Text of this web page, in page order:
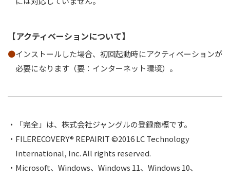
【アクティベーションについて】
インストールした場合、初回起動時にアクティベーションが
必要になります（要：インターネット環境）。
「完全」は、株式会社ジャングルの登録商標です。
FILERECOVERY® REPAIRIT ©2016 LC Technology
International, Inc. All rights reserved.
Microsoft、Windows、Windows 11、Windows 10、